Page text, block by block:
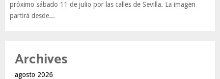
próximo sábado 11 de julio por las calles de Sevilla. La imagen
partirá desde...
Archives
agosto 2026